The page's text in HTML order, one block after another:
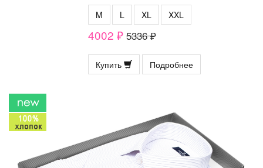
M L XL XXL
4002 ₽ 5336 ₽
Купить Подробнее